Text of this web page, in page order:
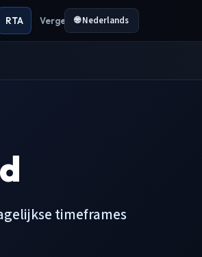
RTA Vergelijken🌐 Nederlands
timeframes